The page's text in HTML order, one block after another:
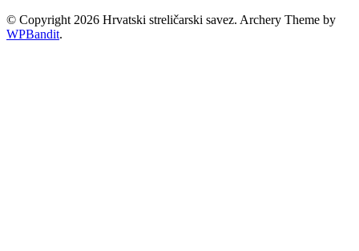
© Copyright 2026 Hrvatski streličarski savez. Archery Theme by
WPBandit.